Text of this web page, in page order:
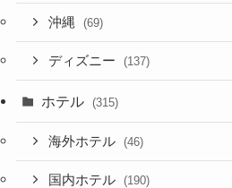
沖縄 (69)
ディズニー (137)
ホテル (315)
海外ホテル (46)
国内ホテル (190)